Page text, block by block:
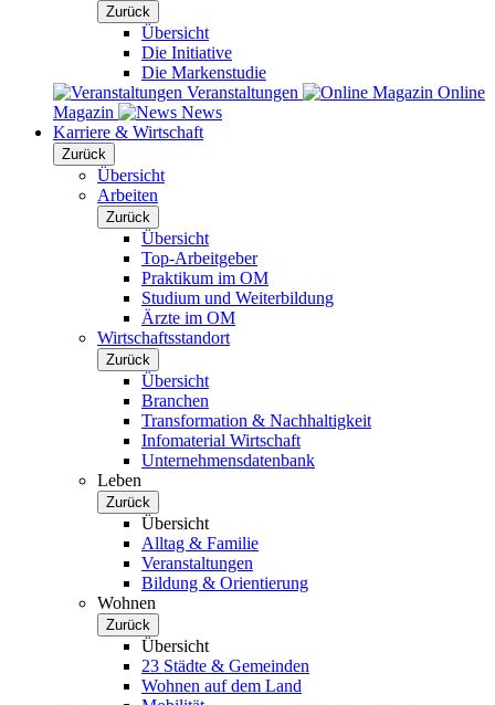
Zurück
Übersicht
Die Initiative
Die Markenstudie
Veranstaltungen
Online
Magazin
News
Karriere & Wirtschaft
Zurück
Übersicht
Arbeiten
Zurück
Übersicht
Top-Arbeitgeber
Praktikum im OM
Studium und Weiterbildung
Ärzte im OM
Wirtschaftsstandort
Zurück
Übersicht
Branchen
Transformation & Nachhaltigkeit
Infomaterial Wirtschaft
Unternehmensdatenbank
Leben
Zurück
Übersicht
Alltag & Familie
Veranstaltungen
Bildung & Orientierung
Wohnen
Zurück
Übersicht
23 Städte & Gemeinden
Wohnen auf dem Land